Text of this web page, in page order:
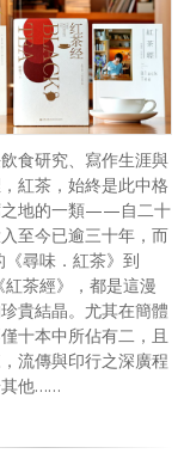
食研究、寫作生涯與
紅茶，始終是此中格
之地的一類——自二十
至今已逾三十年，而
尋味．紅茶》到
紅茶經》，都是這漫
貴結晶。尤其在簡體
十本中所佔有二，且
流傳與印行之深廣程
其他……